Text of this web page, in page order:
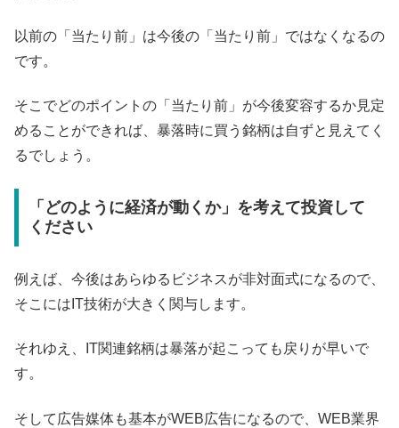
以前の「当たり前」は今後の「当たり前」ではなくなるの
です。
そこでどのポイントの「当たり前」が今後変容するか見定
めることができれば、暴落時に買う銘柄は自ずと見えてく
るでしょう。
「どのように経済が動くか」を考えて投資して
ください
例えば、今後はあらゆるビジネスが非対面式になるので、
そこにはIT技術が大きく関与します。
それゆえ、IT関連銘柄は暴落が起こっても戻りが早いで
す。
そして広告媒体も基本がWEB広告になるので、WEB業界